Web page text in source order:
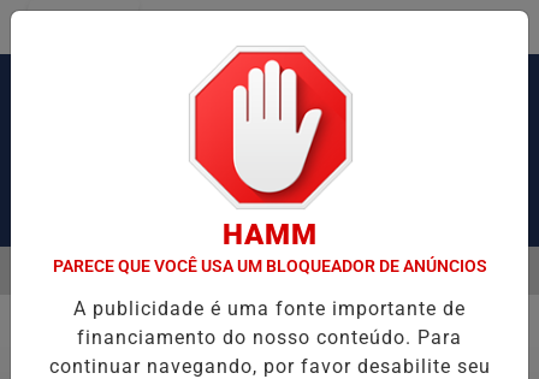
Pesquisar Notícia
CONGESTIONAMENTO DE MAIS DE 2 MIL KM PIX PENSÃO
EM ALTA
MENU
Policial
HAMM
PARECE QUE VOCÊ USA UM BLOQUEADOR DE ANÚNCIOS
A publicidade é uma fonte importante de
financiamento do nosso conteúdo. Para
continuar navegando, por favor desabilite seu